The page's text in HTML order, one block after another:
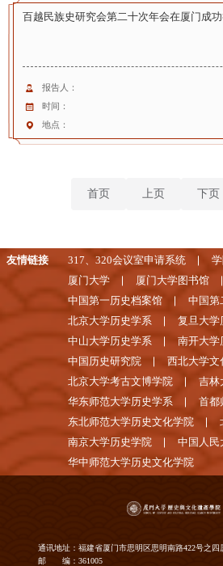
百越民族史研究会第二十次年会在厦门成
报告人：
时间：
地点：
首页 上页 下页
友情链接 317、320会议室申请系统
厦门大学
厦门大学图书馆
中国第一历史档案馆
中国第
北京大学历史学系
复旦大学
中山大学历史学系
南开大学
中国历史研究院
西北大学文
北京大学考古文博学院
吉林
华东师范大学历史学系
首都
东北师范大学历史文化学院
南京大学历史学院
中国人民
华中师范大学历史文化学院
通讯地址：福建省厦门市思明区思明南路422号之
邮 编：361005